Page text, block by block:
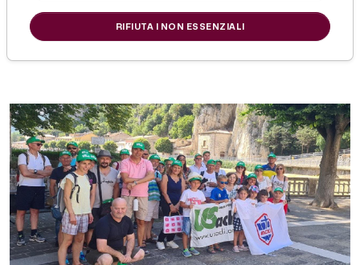
di Redazione Picenotime
RIFIUTA I NON ESSENZIALI